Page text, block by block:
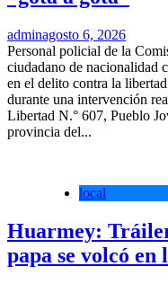
adminagosto 6, 2026
Personal policial de la
ciudadano de nacionalidad
en el delito contra la
durante una intervención
Libertad N.° 607, Pueblo
provincia del...
local
Huarmey:
papa se volcó